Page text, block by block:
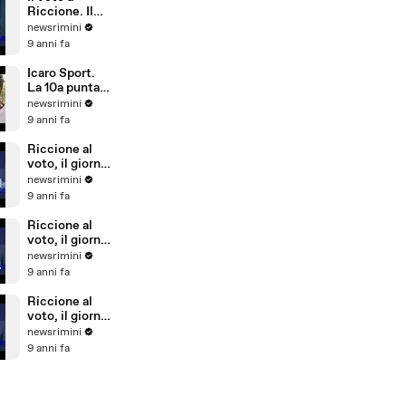
Riccione. Il
commento di
Dionigi
Forza Italia
newsrimini
9 anni fa
Icaro Sport.
La 10a puntata
del reality
sulla
Rimini alla
Barcellona
Professional
Cup
newsrimini
9 anni fa
Riccione al
voto, il giorno
dopo. Il
commento di
newsrimini
9 anni fa
Riccione al
voto, il giorno
dopo. Il
commento di
Cicchetti
newsrimini
9 anni fa
Riccione al
voto, il giorno
dopo. Il
commento di
newsrimini
9 anni fa